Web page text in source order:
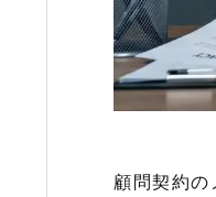
顧問契約